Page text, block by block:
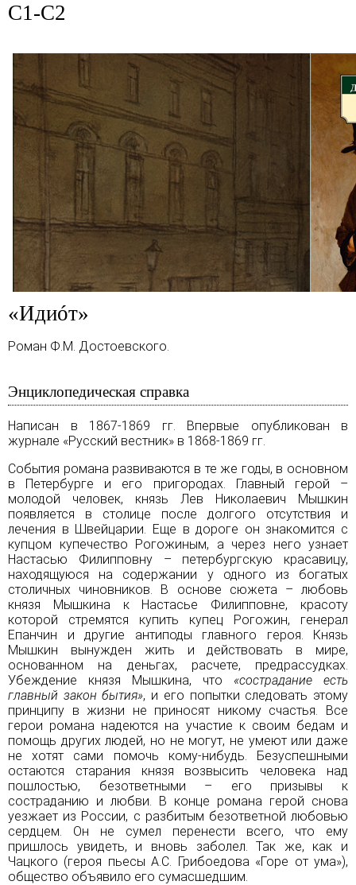
C1-C2
«Идиóт»
Роман Ф.М. Достоевского.
Энциклопедическая справка
Написан в 1867-1869 гг. Впервые опубликован в
журнале «Русский вестник» в 1868-1869 гг.
События романа развиваются в те же годы, в основном
в Петербурге и его пригородах. Главный герой –
молодой человек, князь Лев Николаевич Мышкин
появляется в столице после долгого отсутствия и
лечения в Швейцарии. Еще вдороге он знакомится с
купцом купечество Рогожиным, а через него узнает
Настасью Филипповну – петербургскую красавицу,
находящуюся на содержании у одного из богатых
столичных чиновников. В основе сюжета – любовь
князя Мышкина к Настасье Филипповне, красоту
которой стремятся купить купец Рогожин, генерал
Епанчин и другие антиподы главного героя. Князь
Мышкин вынужден жить и действовать в мире,
основанном на деньгах, расчете, предрассудках.
Убеждение князя Мышкина, что «сострадание есть
главный закон бытия», и его попытки следовать этому
принципу в жизни не приносят никому счастья. Все
герои романа надеются на участие к своим бедам и
помощь других людей, но не могут, не умеют или даже
не хотят сами помочь кому-нибудь. Безуспешными
остаются старания князя возвысить человека над
пошлостью, безответными – его призывы к
состраданию и любви. В конце романа герой снова
уезжает из России, с разбитым безответной любовью
сердцем. Он не сумел перенести всего, что ему
пришлось увидеть, и вновь заболел. Так же, как и
Чацкого (героя пьесы А.С. Грибоедова «Горе от ума»),
общество объявило его сумасшедшим.